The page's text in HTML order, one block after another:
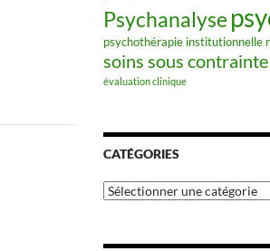
Psychanalyse
psychothérapie institutionnelle
soins sous contrainte
évaluation clinique
CATÉGORIES
Catégories